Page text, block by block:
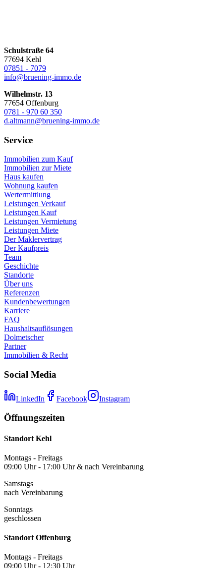
Schulstraße 64
77694 Kehl
07851 - 7079
info@bruening-immo.de
Wilhelmstr. 13
77654 Offenburg
0781 - 970 60 350
d.altmann@bruening-immo.de
Service
Immobilien zum Kauf
Immobilien zur Miete
Haus kaufen
Wohnung kaufen
Wertermittlung
Leistungen Verkauf
Leistungen Kauf
Leistungen Vermietung
Leistungen Miete
Der Maklervertrag
Der Kaufpreis
Team
Geschichte
Standorte
Über uns
Referenzen
Kundenbewertungen
Karriere
FAQ
Haushaltsauflösungen
Dolmetscher
Partner
Immobilien & Recht
Social Media
LinkedIn Facebook Instagram
Öffnungszeiten
Standort Kehl
Montags - Freitags
09:00 Uhr - 17:00 Uhr & nach Vereinbarung
Samstags
nach Vereinbarung
Sonntags
geschlossen
Standort Offenburg
Montags - Freitags
09:00 Uhr - 12:30 Uhr